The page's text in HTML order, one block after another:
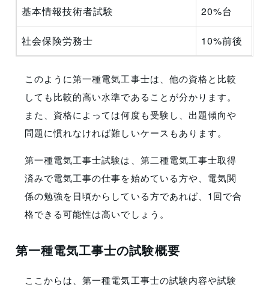
基本情報技術者試験 20%台
社会保険労務士 10%前後
このように第一種電気工事士は、他の資格と比較
しても比較的高い水準であることが分かります。
また、資格によっては何度も受験し、出題傾向や
問題に慣れなければ難しいケースもあります。
第一種電気工事士試験は、第二種電気工事士取得
済みで電気工事の仕事を始めている方や、電気関
係の勉強を日頃からしている方であれば、1回で合
格できる可能性は高いでしょう。
第一種電気工事士の試験概要
ここからは、第一種電気工事士の試験内容や試験